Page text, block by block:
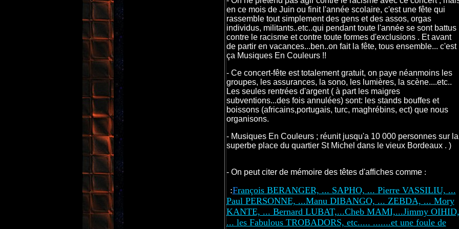
en ce mois de Juin ou finit l'année scolaire, c'est une fête qui
rassemble tout simplement des gens et des assos, orgas
individus, militants..etc..qui pendant toute l'année se sont battus
contre le racisme et contre toute formes d'exclusions . Et avant
de partir en vacances...ben..on fait la fête, tous ensemble... c'est
ça Musiques En Couleurs !!
- Ce concert-fête est totalement gratuit, on paye néanmoins les
groupes, les assurances, la sono, les lumières, la scène....etc..
Les seules rentrées d'argent ( à part les maigres
subventions...des fois annulées) sont: les stands bouffes et
boissons (africains,portugais, turc, maghrébins, ect) que nous
organisons.
- Musiques En Couleurs ; réunit jusqu'a 10 000 personnes sur la
superbe place du quartier St Michel dans le vieux Bordeaux . )
- On peut citer de mémoire des têtes d'affiches comme:
:François BERANGER, ... SAPHO, ... Pierre VASSILIU, ...
Paul PERSONNE, ...Manu DIBANGO, ... ZEBDA, ... Mory
KANTE, ... Bernard LUBAT,...Cheb MAMI,...Jimmy OIHID,
... les Fabulous TROBADORS, etc..... .......et une foule de